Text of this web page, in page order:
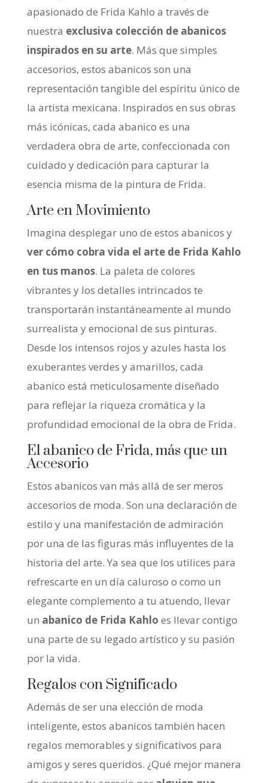
apasionado de Frida Kahlo a través de
nuestra exclusiva colección de abanicos
inspirados en su arte. Más que simples
accesorios, estos abanicos son una
representación tangible del espíritu único de
la artista mexicana. Inspirados en sus obras
más icónicas, cada abanico es una
verdadera obra de arte, confeccionada con
cuidado y dedicación para capturar la
esencia misma de la pintura de Frida.
Arte en Movimiento
Imagina desplegar uno de estos abanicos y
ver cómo cobra vida el arte de Frida Kahlo
en tus manos. La paleta de colores
vibrantes y los detalles intrincados te
transportarán instantáneamente al mundo
surrealista y emocional de sus pinturas.
Desde los intensos rojos y azules hasta los
exuberantes verdes y amarillos, cada
abanico está meticulosamente diseñado
para reflejar la riqueza cromática y la
profundidad emocional de la obra de Frida.
El abanico de Frida, más que un
Accesorio
Estos abanicos van más allá de ser meros
accesorios de moda. Son una declaración de
estilo y una manifestación de admiración
por una de las figuras más influyentes de la
historia del arte. Ya sea que los utilices para
refrescarte en un día caluroso o como un
elegante complemento a tu atuendo, llevar
un abanico de Frida Kahlo es llevar contigo
una parte de su legado artístico y su pasión
por la vida.
Regalos con Significado
Además de ser una elección de moda
inteligente, estos abanicos también hacen
regalos memorables y significativos para
amigos y seres queridos. ¿Qué mejor manera